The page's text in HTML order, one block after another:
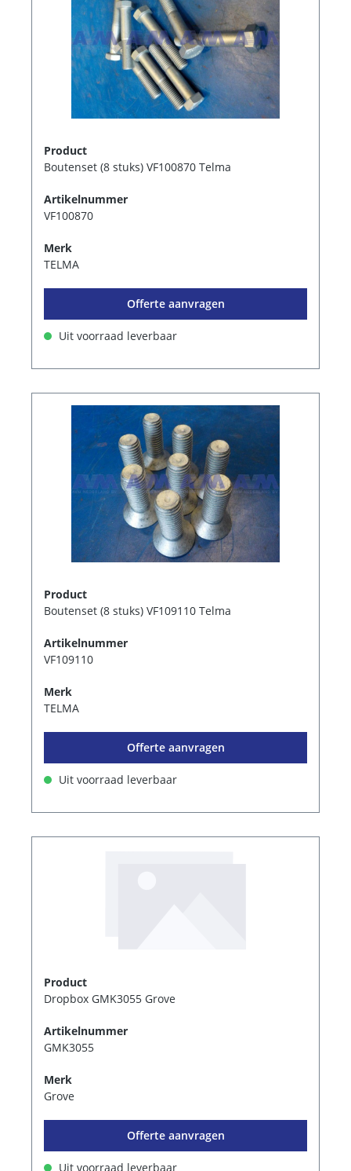
Product
Boutenset (8 stuks) VF100870 Telma
Artikelnummer
VF100870
Merk
TELMA
Offerte aanvragen
Uit voorraad leverbaar
Product
Boutenset (8 stuks) VF109110 Telma
Artikelnummer
VF109110
Merk
TELMA
Offerte aanvragen
Uit voorraad leverbaar
Product
Dropbox GMK3055 Grove
Artikelnummer
GMK3055
Merk
Grove
Offerte aanvragen
Uit voorraad leverbaar